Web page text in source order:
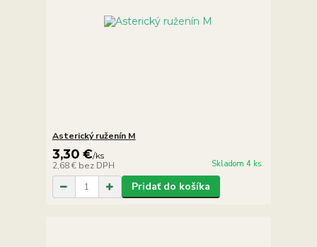
Asterický ruženín M
3,30 €/ks
2,68 € bez DPH Skladom 4 ks
Pridať do košíka